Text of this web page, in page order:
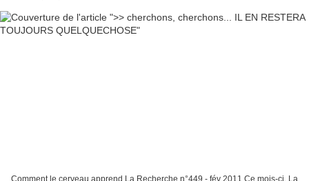
Comment le cerveau apprend La Recherche n°449 - fév 2011 Ce mois-ci, La